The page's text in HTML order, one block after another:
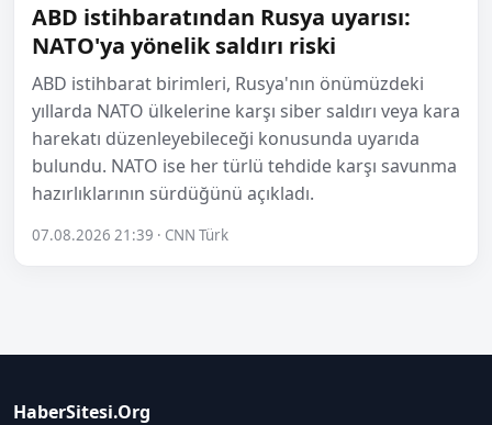
ABD istihbaratından Rusya uyarısı:
NATO'ya yönelik saldırı riski
ABD istihbarat birimleri, Rusya'nın önümüzdeki
yıllarda NATO ülkelerine karşı siber saldırı veya kara
harekatı düzenleyebileceği konusunda uyarıda
bulundu. NATO ise her türlü tehdide karşı savunma
hazırlıklarının sürdüğünü açıkladı.
07.08.2026 21:39 · CNN Türk
HaberSitesi.Org